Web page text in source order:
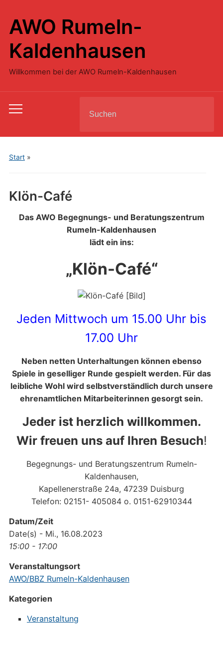
AWO Rumeln-
Kaldenhausen
Willkommen bei der AWO Rumeln-Kaldenhausen
Toggle
menu
for:
Start»
Klön-Café
Das AWO Begegnungs- und Beratungszentrum
Rumeln-Kaldenhausen
lädt ein ins:
„Klön-Café“
Jeden Mittwoch um 15.00 Uhr bis
17.00 Uhr
Neben netten Unterhaltungen können ebenso
Spiele in geselliger Runde gespielt werden. Für das
leibliche Wohl wird selbstverständlich durch unsere
ehrenamtlichen Mitarbeiterinnen gesorgt sein.
Jeder ist herzlich willkommen.
Wir freuen uns auf Ihren Besuch!
Begegnungs- und Beratungszentrum Rumeln-
Kaldenhausen,
Kapellenerstraße 24a, 47239 Duisburg
Telefon: 02151- 405084 o. 0151-62910344
Datum/Zeit
Date(s) - Mi., 16.08.2023
15:00 - 17:00
Veranstaltungsort
AWO/BBZ Rumeln-Kaldenhausen
Kategorien
Veranstaltung